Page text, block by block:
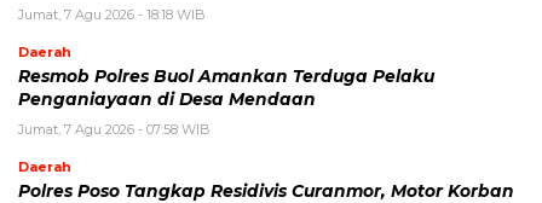
Jumat, 7 Agu 2026 - 18:18 WIB
Daerah
Resmob Polres Buol Amankan Terduga Pelaku
Penganiayaan di Desa Mendaan
Jumat, 7 Agu 2026 - 07:58 WIB
Daerah
Polres Poso Tangkap Residivis Curanmor, Motor Korban